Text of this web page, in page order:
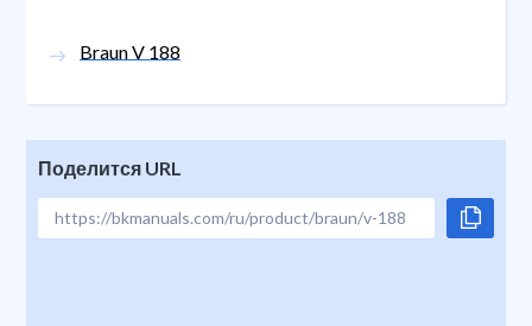
Braun V 188
Поделится URL